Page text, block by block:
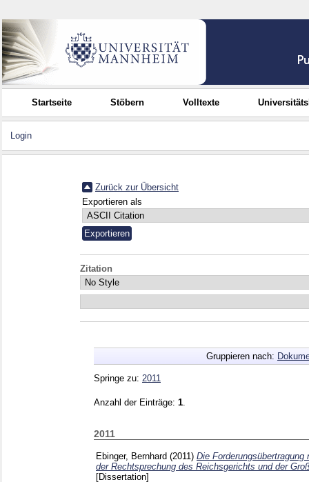
Startseite Stöbern Volltexte
Login
Zurück zur Übersicht
Exportieren als
Zitation
Gruppieren nach:
Springe zu: 2011
Anzahl der Einträge: 1
2011
Ebinger, Bernhard (2011) Die
der Rechtsprechung des Reichsgerichts und der
[Dissertation]